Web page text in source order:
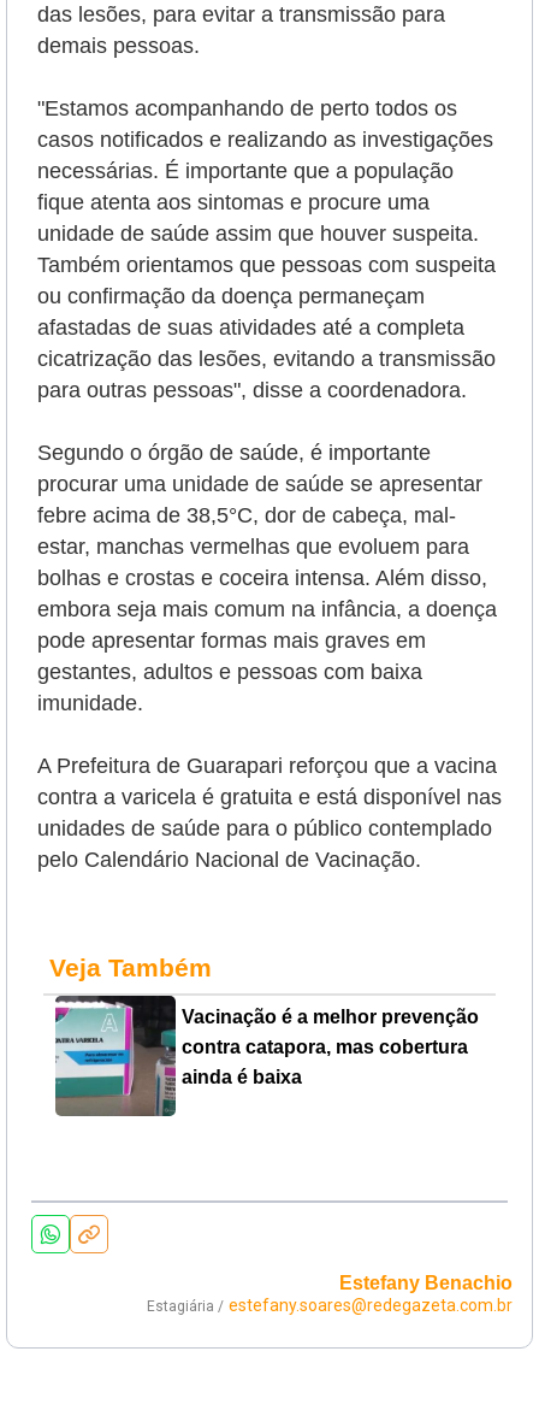
das lesões, para evitar a transmissão para
demais pessoas.
"Estamos acompanhando de perto todos os
casos notificados e realizando as investigações
necessárias. É importante que a população
fique atenta aos sintomas e procure uma
unidade de saúde assim que houver suspeita.
Também orientamos que pessoas com suspeita
ou confirmação da doença permaneçam
afastadas de suas atividades até a completa
cicatrização das lesões, evitando a transmissão
para outras pessoas", disse a coordenadora.
Segundo o órgão de saúde, é importante
procurar uma unidade de saúde se apresentar
febre acima de 38,5°C, dor de cabeça, mal-
estar, manchas vermelhas que evoluem para
bolhas e crostas e coceira intensa. Além disso,
embora seja mais comum na infância, a doença
pode apresentar formas mais graves em
gestantes, adultos e pessoas com baixa
imunidade.
A Prefeitura de Guarapari reforçou que a vacina
contra a varicela é gratuita e está disponível nas
unidades de saúde para o público contemplado
pelo Calendário Nacional de Vacinação.
Veja Também
Vacinação é a melhor prevenção
contra catapora, mas cobertura
ainda é baixa
Estefany Benachio
Estagiária / estefany.soares@redegazeta.com.br